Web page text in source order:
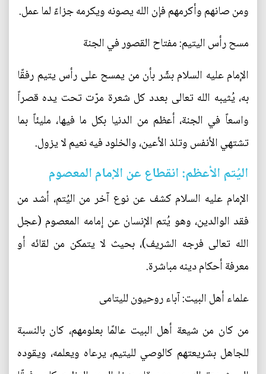
ومن صانهم وأكرمهم فإن الله يصونه ويكرمه جزاءً لما عمل.
مسح رأس اليتيم: مفتاح القصور في الجنة
الإمام عليه السلام بشّر بأن من يمسح على رأس يتيم رفقًا
به، يُثيبه الله تعالى بعدد كل شعرة مرّت تحت يده قصراً
واسعاً في الجنة، أعظم من الدنيا بكل ما فيها، مليئاً بما
تشتهي الأنفس وتلذ الأعين، والخلود فيه نعيم لا يزول.
اليُتم الأعظم: انقطاع عن الإمام المعصوم
الإمام عليه السلام كشف عن نوع آخر من اليُتم، أشد من
فقد الوالدين، وهو يُتم الإنسان عن إمامه المعصوم (عجل
الله تعالى فرجه الشريف)، بحيث لا يتمكن من لقائه أو
معرفة أحكام دينه مباشرة.
علماء أهل البيت: آباء روحيون لليتامى
من كان من شيعة أهل البيت عالمًا بعلومهم، كان بالنسبة
للجاهل بشريعتهم كالوصي لليتيم، يرعاه ويعلمه، ويقوده